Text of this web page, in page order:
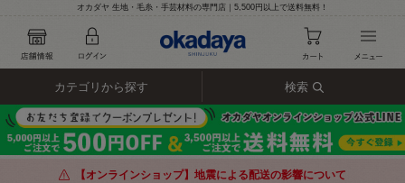
オカダヤ 生地・毛糸・手芸材料の専門店｜5,500円以上で送料無料！
カテゴリから探す 検索
【オンラインショップ】地震による配送の影響について